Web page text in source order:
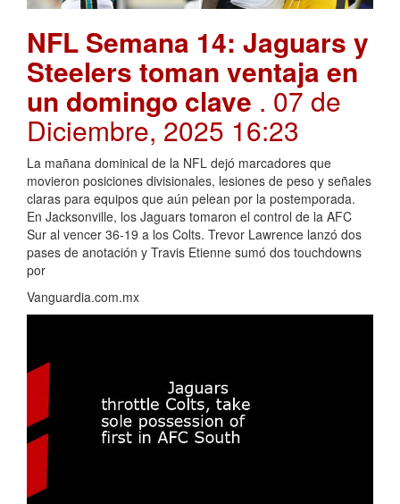
NFL Semana 14: Jaguars y
Steelers toman ventaja en
un domingo clave . 07 de
Diciembre, 2025 16:23
La mañana dominical de la NFL dejó marcadores que
movieron posiciones divisionales, lesiones de peso y señales
claras para equipos que aún pelean por la postemporada.
En Jacksonville, los Jaguars tomaron el control de la AFC
Sur al vencer 36-19 a los Colts. Trevor Lawrence lanzó dos
pases de anotación y Travis Etienne sumó dos touchdowns
por
Vanguardia.com.mx